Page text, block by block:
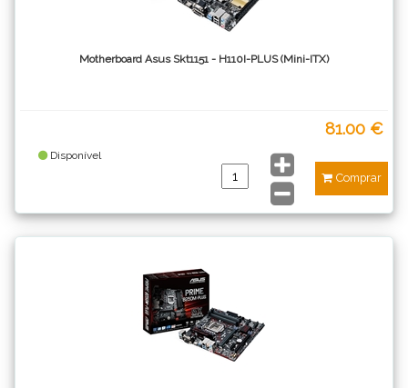
Motherboard Asus Skt1151 - H110I-PLUS (Mini-ITX)
81.00 €
Disponível
Comprar